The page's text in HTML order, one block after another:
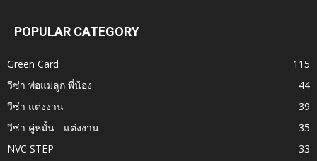
POPULAR CATEGORY
Green Card
115
วีซ่า พ่อแม่ลูก พี่น้อง
44
วีซ่า แต่งงาน
39
วีซ่า คู่หมั้น - แต่งงาน
35
NVC STEP
33